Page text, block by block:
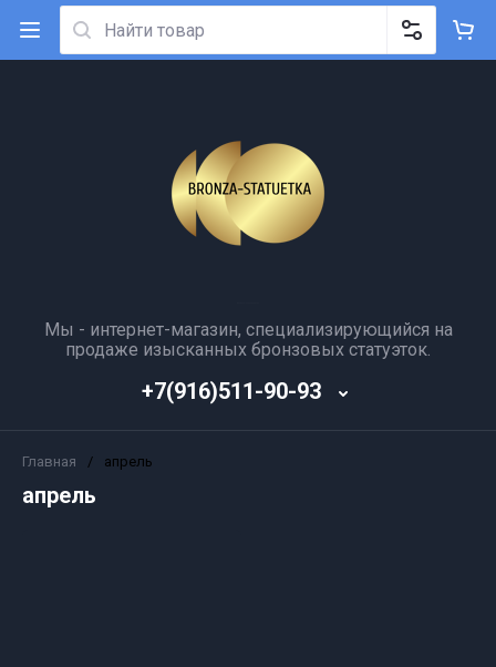
Мы - интернет-магазин, специализирующийся на
продаже изысканных бронзовых статуэток.
+7(916)511-90-93
Главная / апрель
апрель